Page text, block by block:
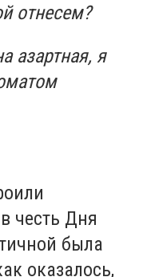
отнесем?
азартная, я
честь Дня
была
оказалось,